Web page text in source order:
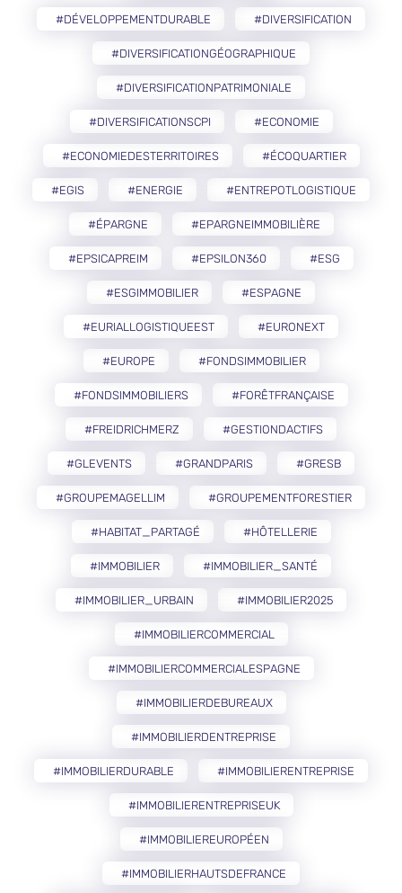
#DÉVELOPPEMENTDURABLE #DIVERSIFICATION
#DIVERSIFICATIONGÉOGRAPHIQUE
#DIVERSIFICATIONPATRIMONIALE
#DIVERSIFICATIONSCPI #ECONOMIE
#ECONOMIEDESTERRITOIRES #ÉCOQUARTIER
#EGIS #ENERGIE #ENTREPOTLOGISTIQUE
#ÉPARGNE #EPARGNEIMMOBILIÈRE
#EPSICAPREIM #EPSILON360 #ESG
#ESGIMMOBILIER #ESPAGNE
#EURIALLOGISTIQUEEST #EURONEXT
#EUROPE #FONDSIMMOBILIER
#FONDSIMMOBILIERS #FORÊTFRANÇAISE
#FREIDRICHMERZ #GESTIONDACTIFS
#GLEVENTS #GRANDPARIS #GRESB
#GROUPEMAGELLIM #GROUPEMENTFORESTIER
#HABITAT_PARTAGÉ #HÔTELLERIE
#IMMOBILIER #IMMOBILIER_SANTÉ
#IMMOBILIER_URBAIN #IMMOBILIER2025
#IMMOBILIERCOMMERCIAL
#IMMOBILIERCOMMERCIALESPAGNE
#IMMOBILIERDEBUREAUX
#IMMOBILIERDENTREPRISE
#IMMOBILIERDURABLE #IMMOBILIERENTREPRISE
#IMMOBILIERENTREPRISEUK
#IMMOBILIEREUROPÉEN
#IMMOBILIERHAUTSDEFRANCE